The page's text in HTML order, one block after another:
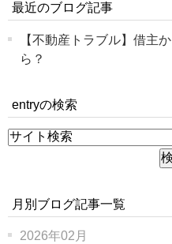
最近のブログ記事
【不動産トラブル】借主
ら？
entryの検索
月別ブログ記事一覧
2026年02月